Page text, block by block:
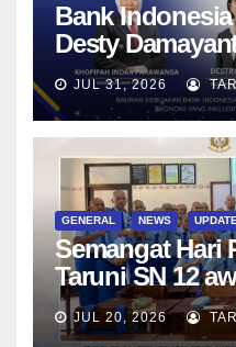
Bank
Desty
SMAN Taruna
Menjadi
Berwawasan
JUL 31, 2026
GENERAL NEWS
Semangat Hari
Taruni SN 12
bersama Wali
Asesmen
JUL 20, 2026